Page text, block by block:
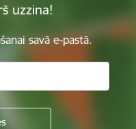
uzzina!
savā e-pastā.